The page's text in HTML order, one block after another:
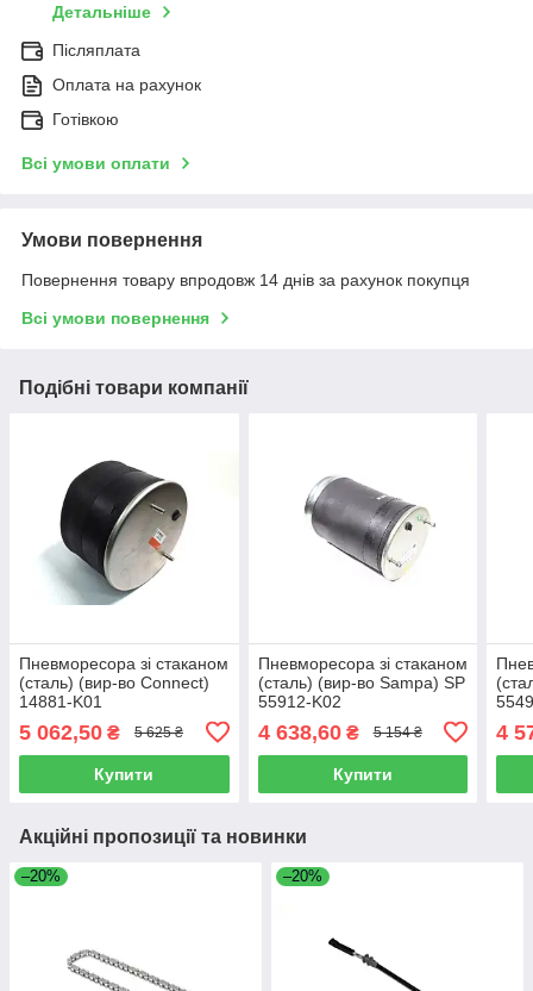
Детальніше
Післяплата
Оплата на рахунок
Готівкою
Всі умови оплати
Умови повернення
Повернення товару впродовж 14 днів за рахунок покупця
Всі умови повернення
Подібні товари компанії
Пневморесора зі стаканом
(сталь) (вир-во Connect)
14881-K01
5 062,50 ₴ 5 625 ₴
Купити
Пневморесора зі стаканом
(сталь) (вир-во Sampa) SP
55912-K02
4 638,60₴ 5 154 ₴
Купити
4
Акційні пропозиції та новинки
–20% –20%